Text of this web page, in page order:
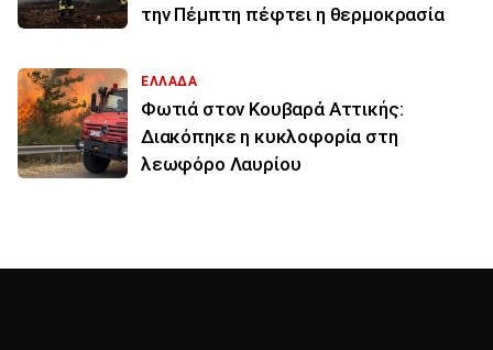
την Πέμπτη πέφτει η θερμοκρασία
ΕΛΛΑΔΑ
Φωτιά στον Κουβαρά Αττικής:
Διακόπηκε η κυκλοφορία στη
λεωφόρο Λαυρίου